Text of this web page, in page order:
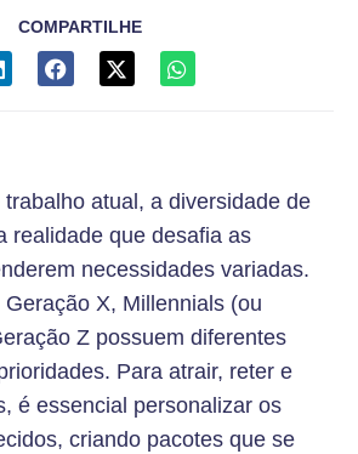
COMPARTILHE
atual, a diversidade de
realidade que desafia as
necessidades variadas.
X, Millennials (ou
Z possuem diferentes
Para atrair, reter e
é essencial personalizar os
criando pacotes que se